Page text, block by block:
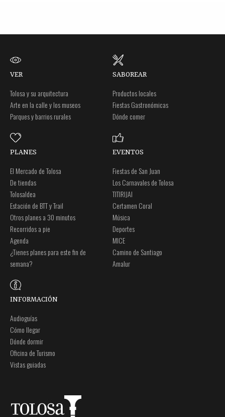
VER
Tolosa y su arquitectura
Arte en la calle y los museos
Parques y barrios rurales
SABOREAR
Productos locales
Fiestas Gastronómicas
Dónde comer
PLANES
El Mercado de Tolosa
De tiendas
Tolosaldea
Estación de BTT y Trail
Otros planes a 30 minutos
Recorridos a pie
Agenda
¿Tienes planes para este fin de
semana?
EVENTOS
Fiestas de San Juan
Los Carnavales de Tolosa
TITIRIJAI
Certamen Coral
Música
Deportes
MICE
Camino de Santiago
Amalur
INFORMACIÓN
Audioguías
Cómo llegar
Dónde dormir
Oficina de Turismo
Vistas guiadas